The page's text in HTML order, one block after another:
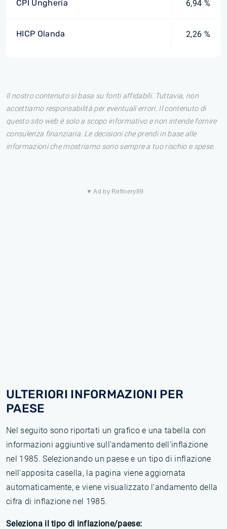
CPI Ungheria 6,94 %
HICP Olanda 2,26 %
Il nostro contenuto si basa su fonti affidabili. Tuttavia, non
accettiamo responsabilità per eventuali errori. Il contenuto di
questo sito web è solo a scopo informativo e non intende fornire
consulenza finanziaria. Le decisioni che prendi in base alle
informazioni che mostriamo sono sempre a tuo rischio e spese.
▼ Ad by Refinery89
ULTERIORI INFORMAZIONI PER
PAESE
Nel seguito sono riportati un grafico e una tabella con
informazioni aggiuntive sull'andamento dell'inflazione
nel 1985. Selezionando un paese e un tipo di inflazione
nell'apposita casella, la pagina viene aggiornata
automaticamente, e viene visualizzato l'andamento della
cifra di inflazione nel 1985.
Seleziona il tipo di inflazione/paese: